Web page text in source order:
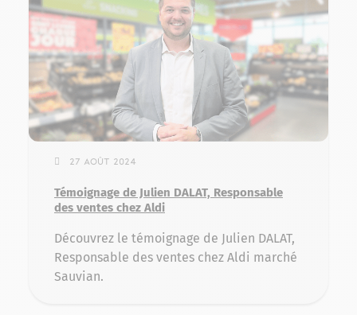
27 août 2024
Témoignage de Julien DALAT, Responsable
des ventes chez Aldi
Découvrez le témoignage de Julien DALAT,
Responsable des ventes chez Aldi marché
Sauvian.